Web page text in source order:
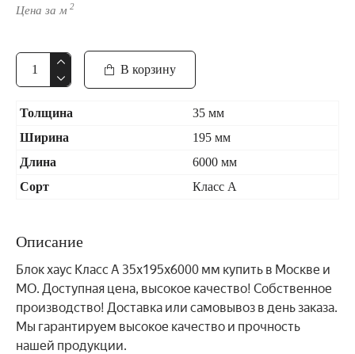
В корзину
Цена за м 2
Толщина
35 мм
Ширина
195 мм
Длина
6000 мм
Сорт
Класс А
Описание
Блок хаус Класс А 35x195x6000 мм купить в Москве и
МО. Доступная цена, высокое качество! Собственное
производство! Доставка или самовывоз в день заказа.
Мы гарантируем высокое качество и прочность
нашей продукции.